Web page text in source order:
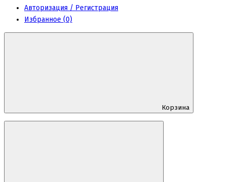
Авторизация / Регистрация
Избранное (0)
Корзина